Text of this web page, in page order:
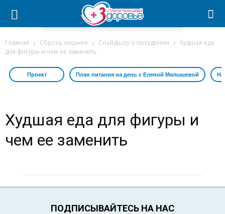
Главная Сбрось лишнее Слайдшоу о похудении
Худшая еда
для фигуры и чем ее заменить
Проект План питания на день с Еленой Малышевой
Худшая еда для фигуры и
чем ее заменить
ПОДПИСЫВАЙТЕСЬ НА НАС